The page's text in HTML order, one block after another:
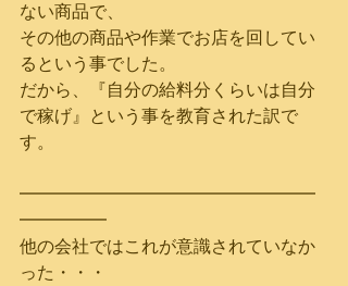
ない商品で、
その他の商品や作業でお店を回してい
るという事でした。
だから、『自分の給料分くらいは自分
で稼げ』という事を教育された訳で
す。
━━━━━━━━━━━━━━━━━
━━━━━
他の会社ではこれが意識されていなか
った・・・